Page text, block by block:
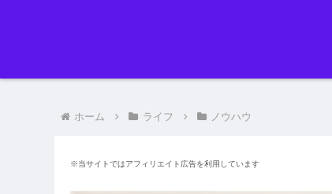
ホーム ライフ ノウハウ
※当サイトではアフィリエイト広告を利用しています